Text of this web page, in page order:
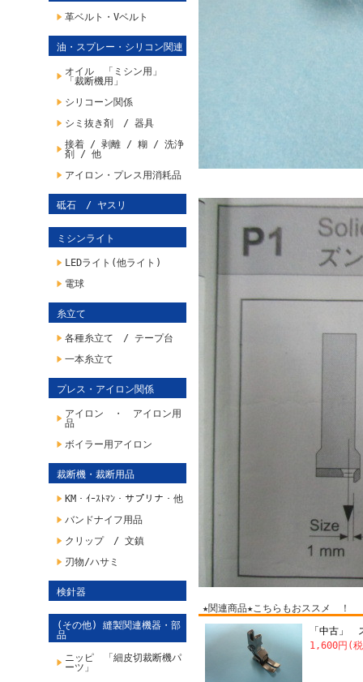
革ベルト・Vベルト
油・スプレー・シリコン関連
オイル 「ミシン用」
「裁断機用」
シリコーン関係
シミ抜き剤 / 器具
接着 / 剥離 / 糊 / 洗浄
剤 / 他
アイロン・プレス用消耗品
砥石 / ヤスリ
ミシンライト
LEDライト(他ライト)
電球
糸立て
各種糸立て / テープ台
一本糸立て
プレス・アイロン関係
アイロン ・ アイロン用
品
ボイラー用アイロン
裁断機・裁断用品
KM・ｲｰｽﾄﾏﾝ・サプリナ・他
バンドナイフ用品
クリップ / 文鎮
刃物/ハサミ
検針器
(その他) 縫製関連機器・部
品
ニッピ 「細皮切裁断機パ
ーツ」
★関連商品★こちらもおススメ ！
「中古」
1,600円(